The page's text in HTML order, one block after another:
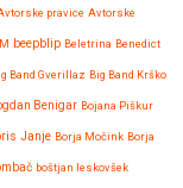
pravice Avtorske
beepblip Beletrina Benedict
Band Gverillaz Big Band Krško
Benigar Bojana Piškur
Janje Borja Močink Borja
boštjan leskovšek